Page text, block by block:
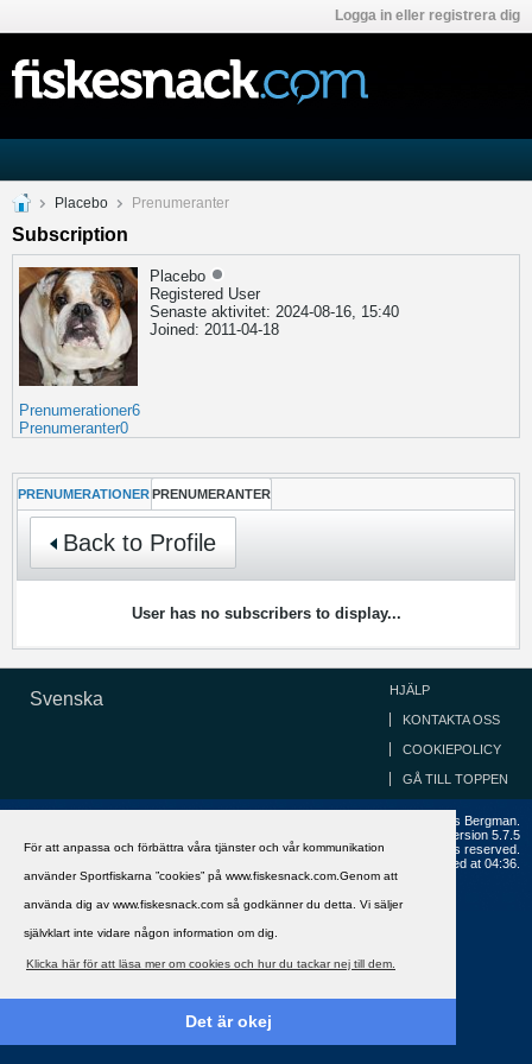
För att anpassa och förbättra våra tjänster och vår kommunikation
använder Sportfiskarna ”cookies” på www.fiskesnack.com.Genom att
använda dig av www.fiskesnack.com så godkänner du detta. Vi säljer
självklart inte vidare någon information om dig.
Klicka här för att läsa mer om cookies och hur du tackar nej till dem.
Det är okej
Logga in eller registrera dig
Placebo Prenumeranter
Subscription
Placebo
Registered User
Senaste aktivitet: 2024-08-16, 15:40
Joined: 2011-04-18
Prenumerationer6
Prenumeranter0
PRENUMERATIONER PRENUMERANTER
Back to Profile
User has no subscribers to display...
Svenska HJÄLP
KONTAKTA OSS
COOKIEPOLICY
GÅ TILL TOPPEN
Copyright ©2002 - 2021, FiskeSnack.com. Grundad 2002 av Anders Bergman.
Version 5.7.5
Copyright © 2026 MH Sub I, LLC dba vBulletin. All rights reserved.
All times are GMT+1. This page was generated at 04:36.